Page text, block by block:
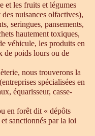
et les fruits et légumes
nuisances olfactives),
seringues, pansements,
hautement toxiques,
véhicule, les produits en
de poids lours ou de
nous trouverons la
spécialisées en
équarisseur, casse-
en forêt dit « dépôts
sanctionnés par la loi